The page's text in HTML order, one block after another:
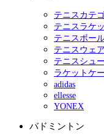
テニスカテ
テニスラケ
テニスボー
テニスウェア
テニスシュ
ラケットケ
adidas
ellesse
YONEX
バドミントン